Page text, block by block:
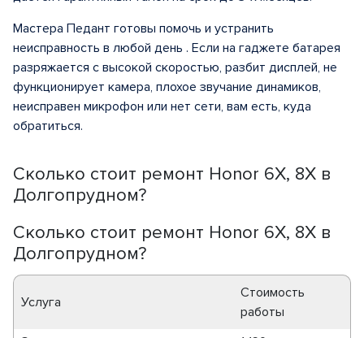
Сколько стоит ремонт Honor 6X, 8X в
Долгопрудном?
Сколько стоит ремонт Honor 6X, 8X в
Долгопрудном?
Услуга
Стоимость
работы
Мастера Педант готовы помочь и устранить
неисправность в любой день . Если на гаджете батарея
разряжается с высокой скоростью, разбит дисплей, не
функционирует камера, плохое звучание динамиков,
неисправен микрофон или нет сети, вам есть, куда
обратиться.